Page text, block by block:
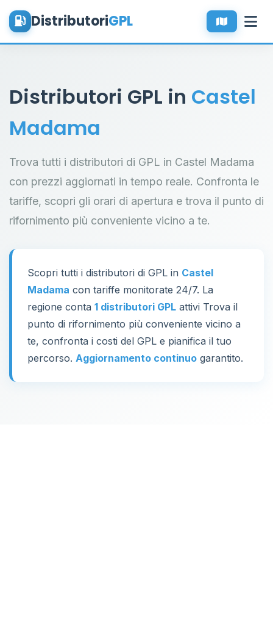
DistributoriGPL
Distributori GPL in Castel
Madama
Trova tutti i distributori di GPL in Castel Madama
con prezzi aggiornati in tempo reale. Confronta le
tariffe, scopri gli orari di apertura e trova il punto di
rifornimento più conveniente vicino a te.
Scopri tutti i distributori di GPL in Castel
Madama con tariffe monitorate 24/7. La
regione conta 1 distributori GPL attivi Trova il
punto di rifornimento più conveniente vicino a
te, confronta i costi del GPL e pianifica il tuo
percorso. Aggiornamento continuo garantito.